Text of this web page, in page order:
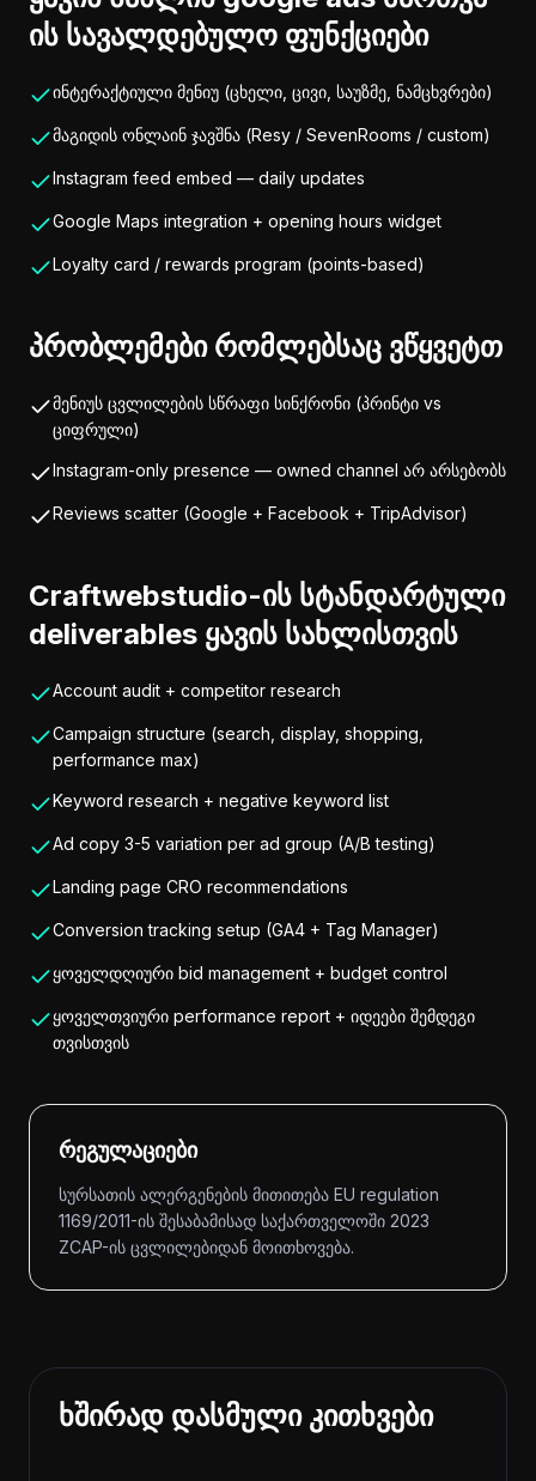
ის სავალდებულო ფუნქციები
ინტერაქტიული მენიუ (ცხელი, ცივი, საუზმე, ნამცხვრები)
მაგიდის ონლაინ ჯავშნა (Resy / SevenRooms / custom)
Instagram feed embed — daily updates
Google Maps integration + opening hours widget
Loyalty card / rewards program (points-based)
პრობლემები რომლებსაც ვწყვეტთ
მენიუს ცვლილების სწრაფი სინქრონი (პრინტი vs
ციფრული)
Instagram-only presence — owned channel არ არსებობს
Reviews scatter (Google + Facebook + TripAdvisor)
Craftwebstudio-ის სტანდარტული
deliverables ყავის სახლისთვის
Account audit + competitor research
Campaign structure (search, display, shopping,
performance max)
Keyword research + negative keyword list
Ad copy 3-5 variation per ad group (A/B testing)
Landing page CRO recommendations
Conversion tracking setup (GA4 + Tag Manager)
ყოველდღიური bid management + budget control
ყოველთვიური performance report + იდეები შემდეგი
თვისთვის
რეგულაციები
სურსათის ალერგენების მითითება EU regulation
1169/2011-ის შესაბამისად საქართველოში 2023
ZCAP-ის ცვლილებიდან მოითხოვება.
ხშირად დასმული კითხვები